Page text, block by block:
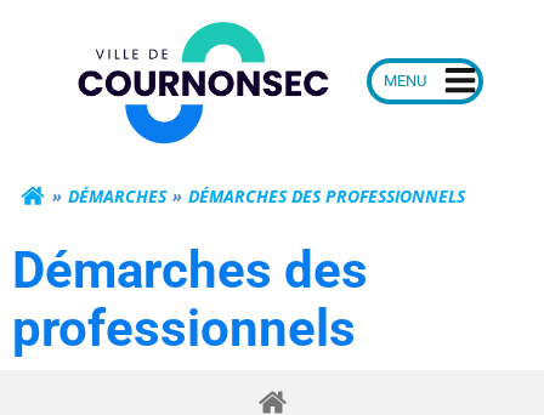
Mairie de
DÉMARCHES DÉMARCHES DES PROFESSIONNELS
Démarches des
professionnels